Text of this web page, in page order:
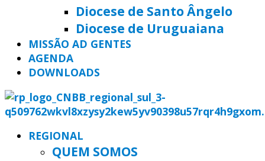
Diocese de Santo Ângelo
Diocese de Uruguaiana
MISSÃO AD GENTES
AGENDA
DOWNLOADS
REGIONAL
QUEM SOMOS